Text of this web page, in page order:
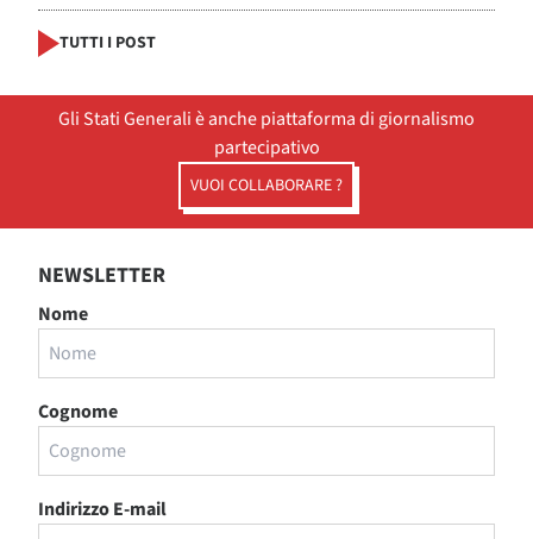
TUTTI I POST
Gli Stati Generali è anche piattaforma di giornalismo
partecipativo
VUOI COLLABORARE ?
NEWSLETTER
Nome
Cognome
Indirizzo E-mail